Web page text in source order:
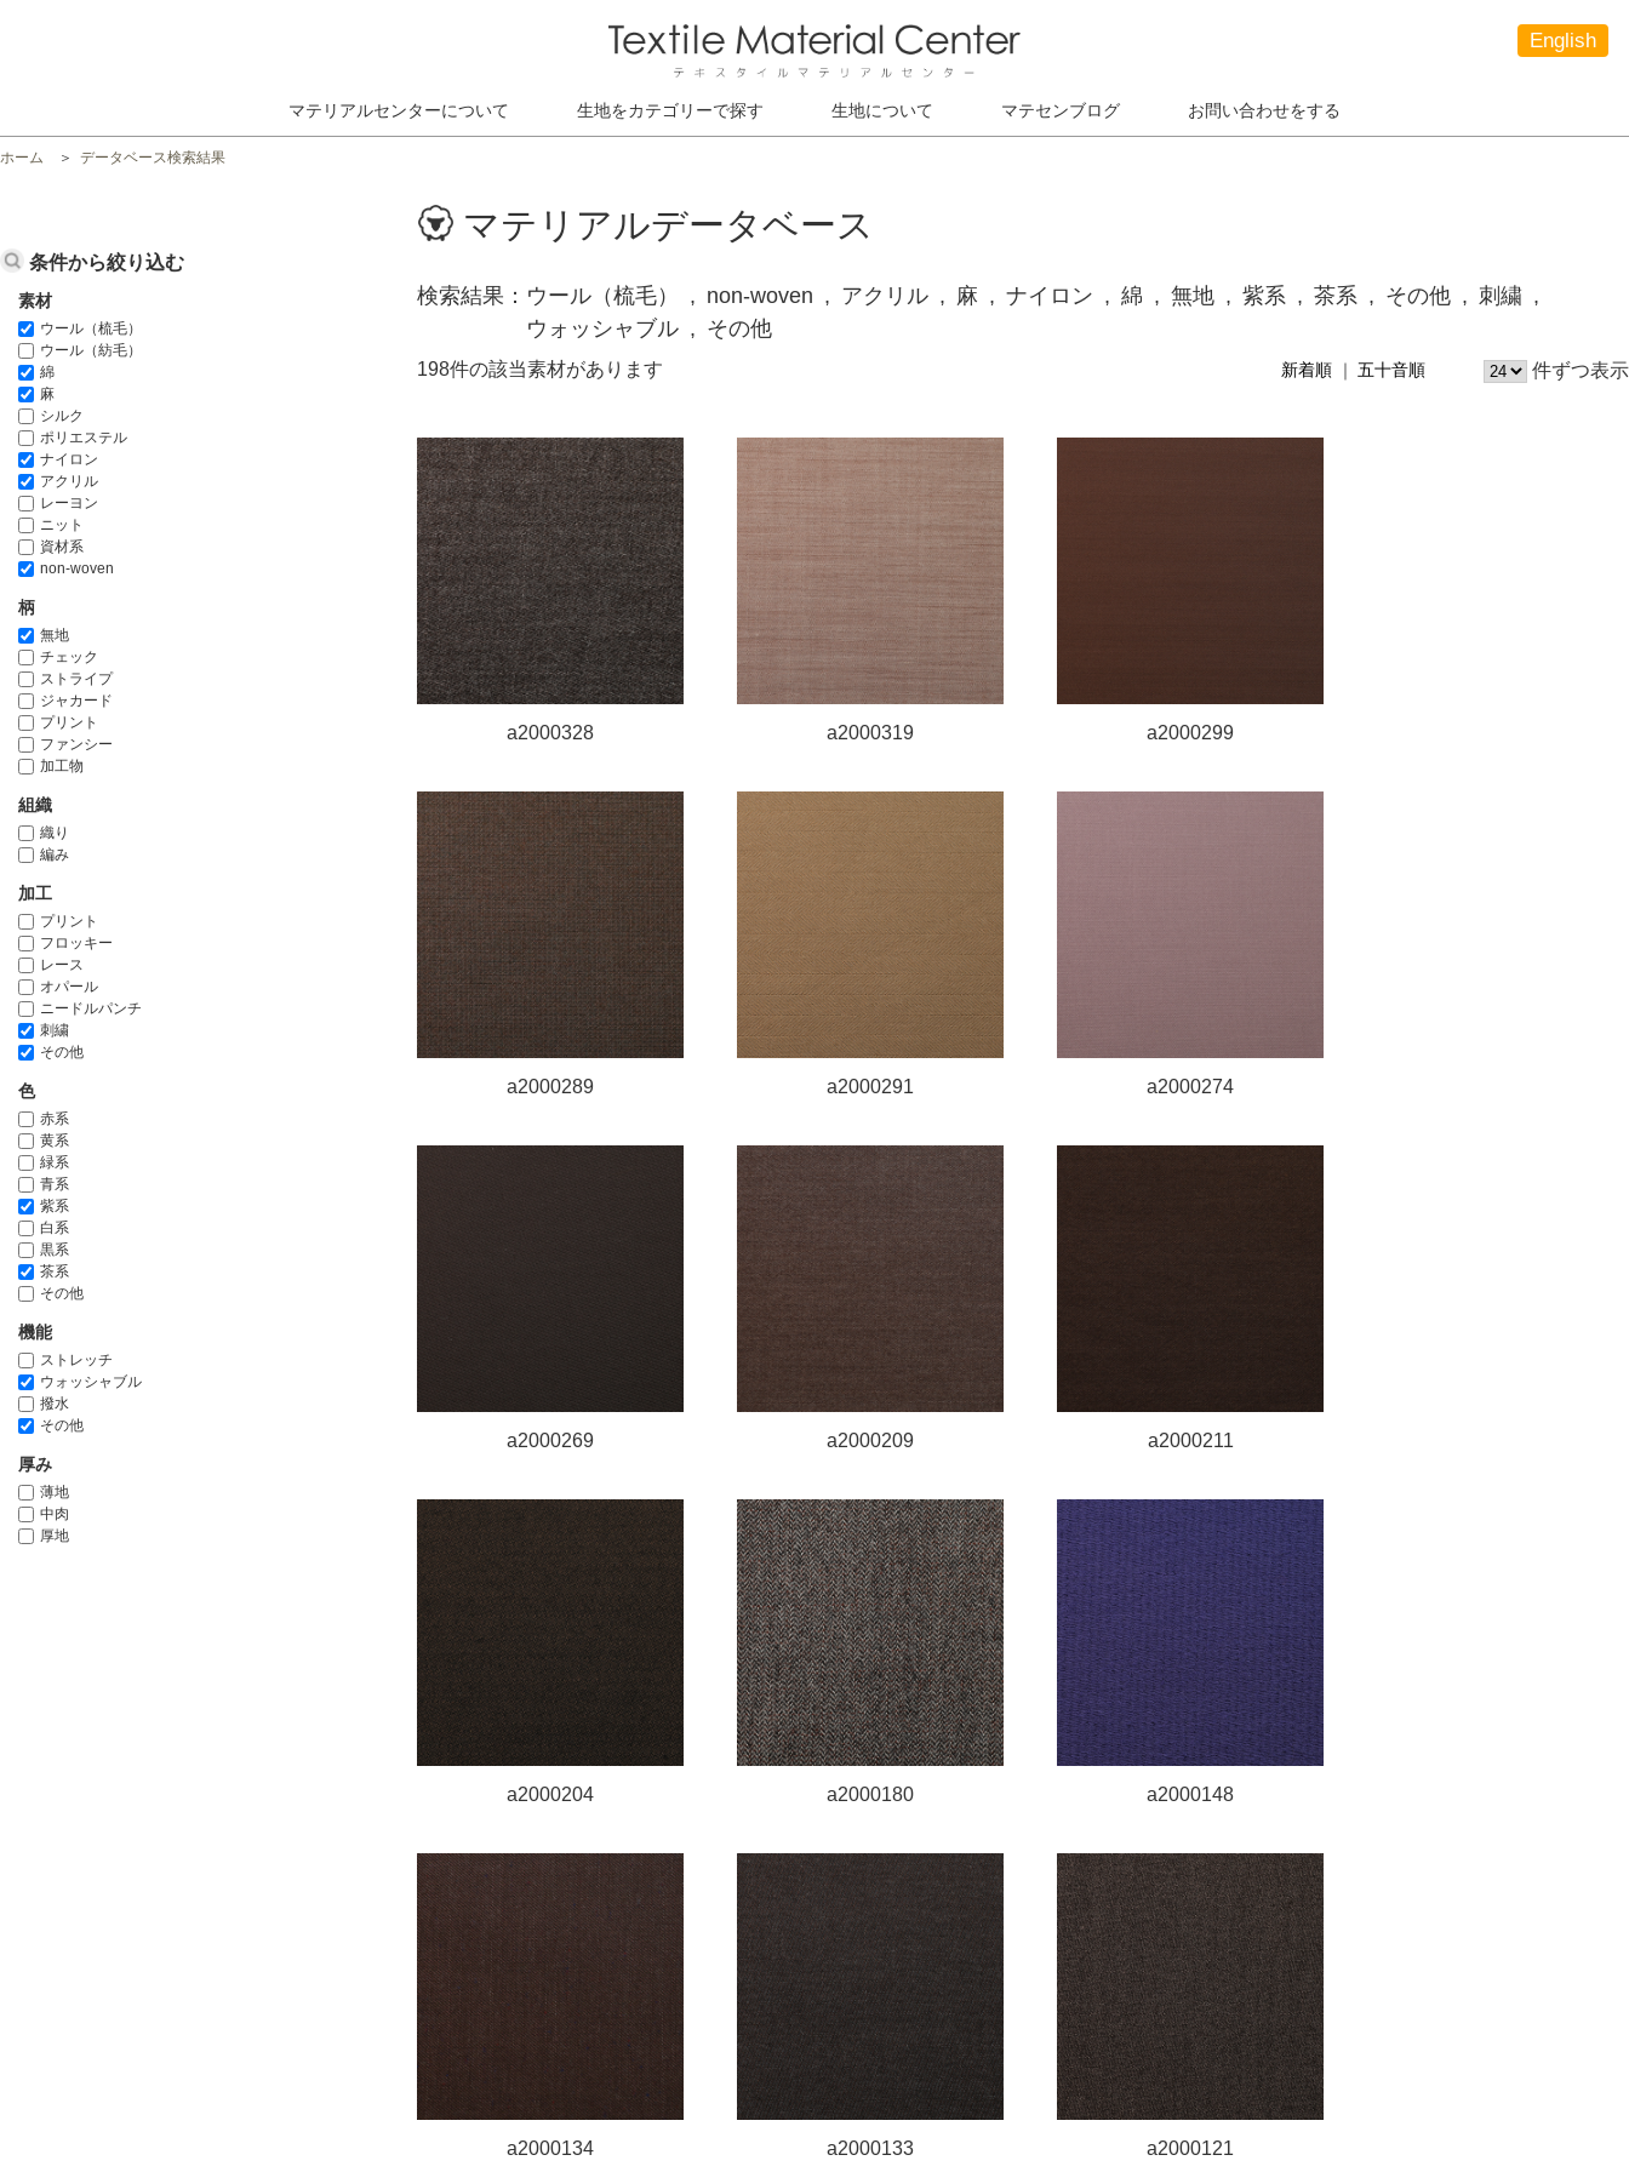
English
マテリアルセンターについて 生地をカテゴリーで探す 生地について マテセンブログ お問い合わせをする
ホーム データベース検索結果
マテリアルデータベース
検索結果 ウール（梳毛） non-woven アクリル 麻 ナイロン 綿 無地 紫系 茶系 その他
刺繍
ウォッシャブル
その他
198件の該当素材があります 新着順 五十音順 件ずつ表示
a2000328 a2000319 a2000299
a2000289 a2000291 a2000274
a2000269 a2000209 a2000211
a2000204 a2000180 a2000148
a2000134 a2000133 a2000121
条件から絞り込む
素材
ウール（梳毛）
ウール（紡毛）
綿
麻
シルク
ポリエステル
ナイロン
アクリル
レーヨン
ニット
資材系
non-woven
柄
無地
チェック
ストライプ
ジャカード
プリント
ファンシー
加工物
組織
織り
編み
加工
プリント
フロッキー
レース
オパール
ニードルパンチ
刺繍
その他
色
赤系
黄系
緑系
青系
紫系
白系
黒系
茶系
その他
機能
ストレッチ
ウォッシャブル
撥水
その他
厚み
薄地
中肉
厚地